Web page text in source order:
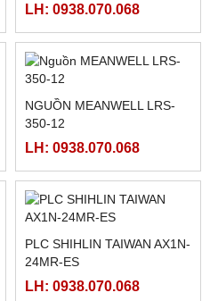
LH: 0938.070.068
FATEK FBS-24MAR2-AC
LH: 0938.070.068